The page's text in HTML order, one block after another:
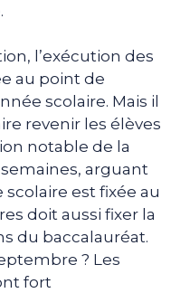
l’exécution des
au point de
scolaire. Mais il
revenir les élèves
notable de la
arguant
est fixée au
doit aussi fixer la
du baccalauréat.
? Les
fort